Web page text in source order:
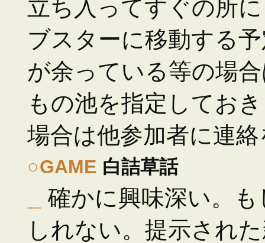
立ち入ってすぐの所
ブスターに移動する
が余っている等の場
もの池を指定してお
場合は他参加者に連
○GAME 白詰草話
確かに興味深い。
しれない。提示され